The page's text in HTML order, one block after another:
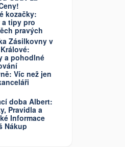
kozačky:
a tipy pro
pravých
Zásilkovny v
a pohodlné
Víc než jen
doba Albert:
Pravidla a
Informace
Nákup